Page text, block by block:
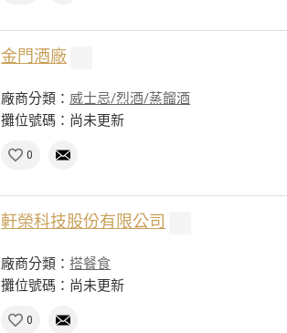
金門酒廠
廠商分類： 威士忌/烈酒/蒸餾酒
攤位號碼：尚未更新
0
軒榮科技股份有限公司
廠商分類：搭餐食
攤位號碼：尚未更新
0